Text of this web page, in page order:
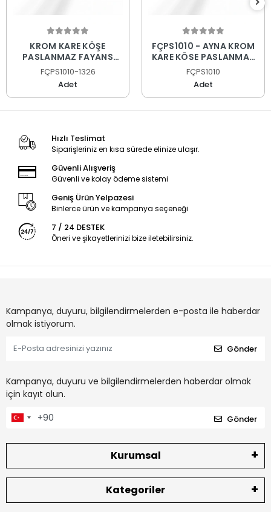
KROM KARE KÖŞE
PASLANMAZ FAYANS
PROFİLİ
FÇPS1010-1326
Adet
FÇPS1010 - AYNA KROM
KARE KÖŞE PASLANMAZ
FAYANS PROFİLİ
FÇPS1010
Adet
Hızlı Teslimat
Siparişleriniz en kısa sürede elinize ulaşır.
Güvenli Alışveriş
Güvenli ve kolay ödeme sistemi
Geniş Ürün Yelpazesi
Binlerce ürün ve kampanya seçeneği
7 / 24 DESTEK
Öneri ve şikayetlerinizi bize iletebilirsiniz.
Kampanya, duyuru, bilgilendirmelerden e-posta ile haberdar
olmak istiyorum.
Gönder
Kampanya, duyuru ve bilgilendirmelerden haberdar olmak
için kayıt olun.
Gönder
Kurumsal
Kategoriler